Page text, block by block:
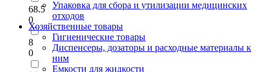
68.5
0
8
0
Упаковка для сбора и утилизации медицинских
отходов
Хозяйственные товары
Гигиенические товары
Диспенсеры, дозаторы и расходные материалы к
ним
Емкости для жидкости